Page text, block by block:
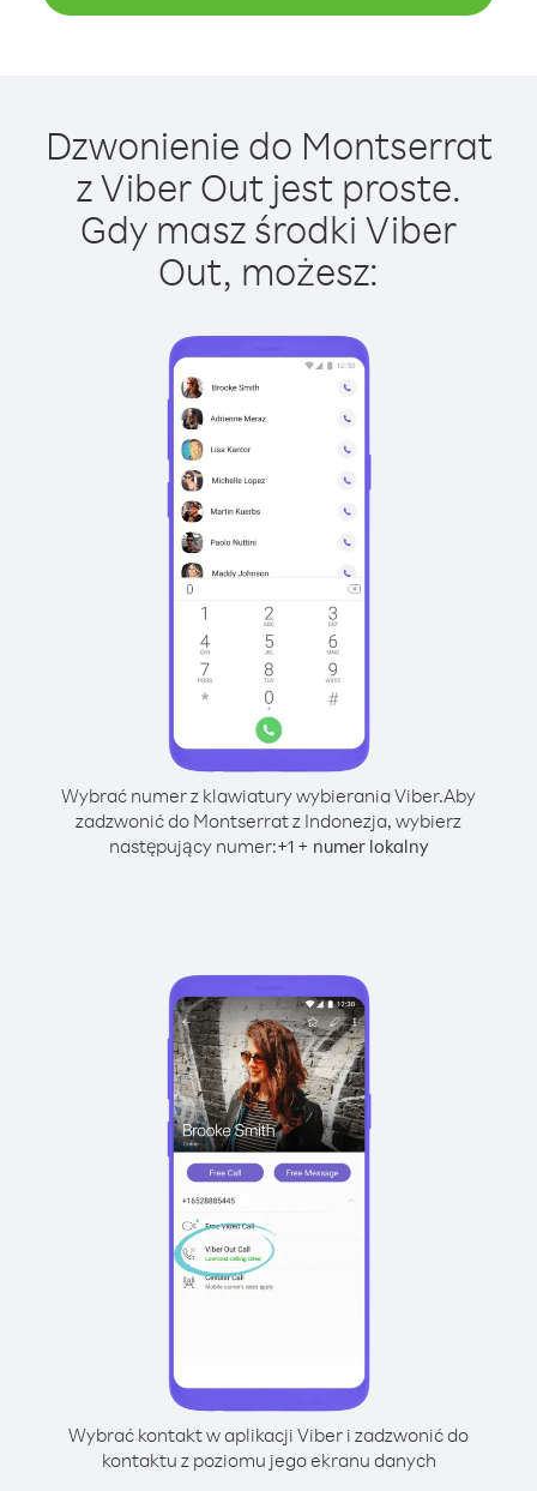
Dzwonienie do Montserrat
z Viber Out jest proste.
Gdy masz środki Viber
Out, możesz:
Wybrać numer z klawiatury wybierania Viber.Aby
zadzwonić do Montserrat z Indonezja, wybierz
następujący numer:+1+ numer lokalny
Wybrać kontakt w aplikacji Viber i zadzwonić do
kontaktu z poziomu jego ekranu danych